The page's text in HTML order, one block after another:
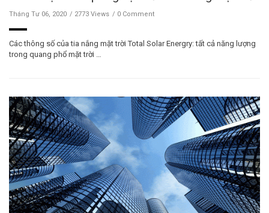
Tháng Tư 06, 2020 2773 Views 0 Comment
Các thông số của tia nắng mặt trời Total Solar Energry: tất cả năng lượng
trong quang phổ mặt trời …